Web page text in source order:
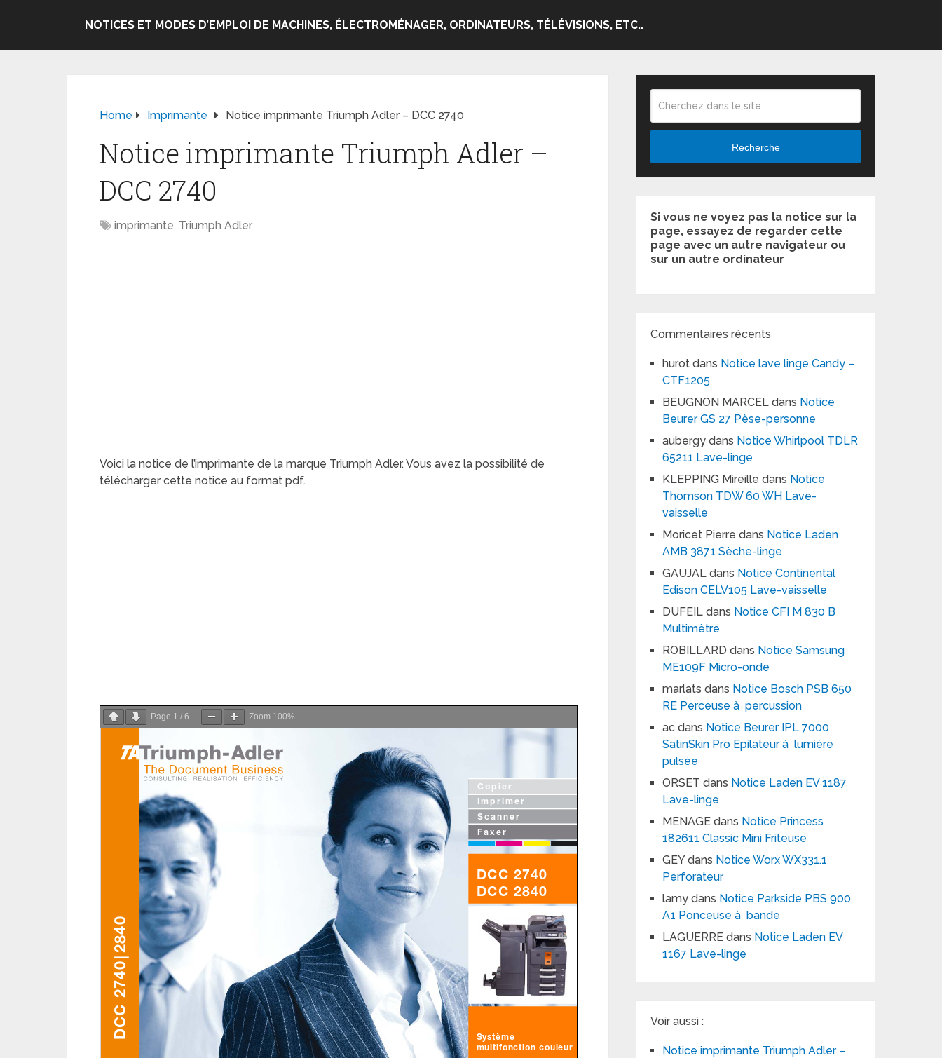
NOTICES ET MODES D’EMPLOI DE MACHINES, ÉLECTROMÉNAGER, ORDINATEURS, TÉLÉVISIONS, ETC..
Home Imprimante Notice imprimante Triumph Adler – DCC 2740
Notice imprimante Triumph Adler –
DCC 2740
imprimante, Triumph Adler
Voici la notice de l’imprimante de la marque Triumph Adler. Vous avez la possibilité de
télécharger cette notice au format pdf.
Page 1 / 6 Zoom 100%
Recherche
Si vous ne voyez pas la notice sur la
page, essayez de regarder cette
page avec un autre navigateur ou
sur un autre ordinateur
Commentaires récents
hurot dans Notice lave linge Candy –
CTF1205
BEUGNON MARCEL dans Notice
Beurer GS 27 Pèse-personne
aubergy dans Notice Whirlpool TDLR
65211 Lave-linge
KLEPPING Mireille dans Notice
Thomson TDW 60 WH Lave-
vaisselle
Moricet Pierre dans Notice Laden
AMB 3871 Sèche-linge
GAUJAL dans Notice Continental
Edison CELV105 Lave-vaisselle
DUFEIL dans Notice CFI M 830 B
Multimètre
ROBILLARD dans Notice Samsung
ME109F Micro-onde
marlats dans Notice Bosch PSB 650
RE Perceuse à percussion
ac dans Notice Beurer IPL 7000
SatinSkin Pro Epilateur à lumière
pulsée
ORSET dans Notice Laden EV 1187
Lave-linge
MENAGE dans Notice Princess
182611 Classic Mini Friteuse
GEYdans Notice Worx WX331.1
Perforateur
lamy dans Notice Parkside PBS 900
A1 Ponceuse à bande
LAGUERRE dans Notice Laden EV
1167 Lave-linge
Voir aussi :
Notice imprimante Triumph Adler –